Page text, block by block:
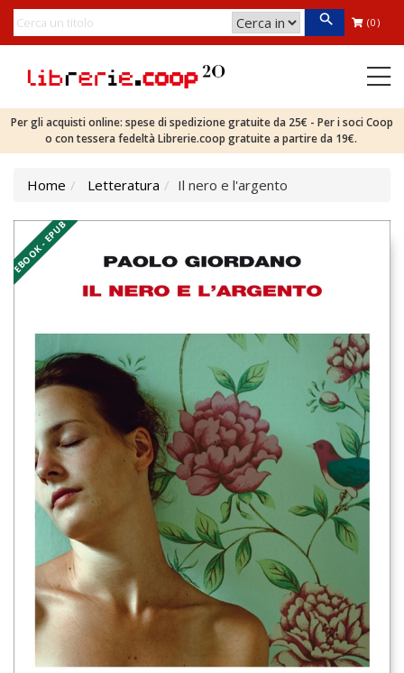
(0)
Per gli acquisti online: spese di spedizione gratuite da 25€ - Per i soci Coop
o con tessera fedeltà Librerie.coop gratuite a partire da 19€.
Home Letteratura Il nero e l'argento
EBOOK - EPUB